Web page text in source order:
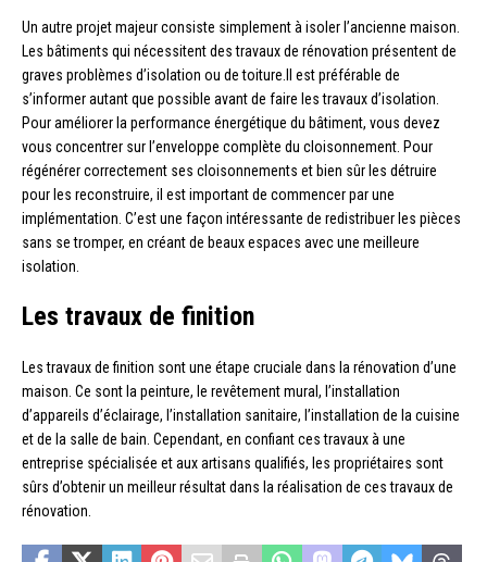
Un autre projet majeur consiste simplement à isoler l’ancienne maison.
Les bâtiments qui nécessitent des travaux de rénovation présentent de
graves problèmes d’isolation ou de toiture.Il est préférable de
s’informer autant que possible avant de faire les travaux d’isolation.
Pour améliorer la performance énergétique du bâtiment, vous devez
vous concentrer sur l’enveloppe complète du cloisonnement. Pour
régénérer correctement ses cloisonnements et bien sûr les détruire
pour les reconstruire, il est important de commencer par une
implémentation. C’est une façon intéressante de redistribuer les pièces
sans se tromper, en créant de beaux espaces avec une meilleure
isolation.
Les travaux de finition
Les travaux de finition sont une étape cruciale dans la rénovation d’une
maison. Ce sont la peinture, le revêtement mural, l’installation
d’appareils d’éclairage, l’installation sanitaire, l’installation de la cuisine
et de la salle de bain. Cependant, en confiant ces travaux à une
entreprise spécialisée et aux artisans qualifiés, les propriétaires sont
sûrs d’obtenir un meilleur résultat dans la réalisation de ces travaux de
rénovation.